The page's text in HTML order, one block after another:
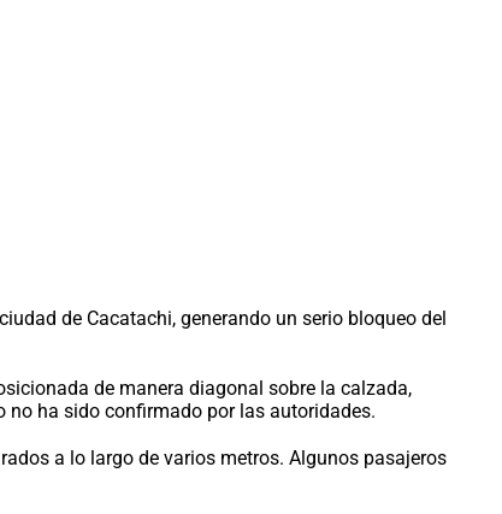
de Cacatachi, generando un serio bloqueo del
de manera diagonal sobre la calzada,
no ha sido confirmado por las autoridades.
a lo largo de varios metros. Algunos pasajeros